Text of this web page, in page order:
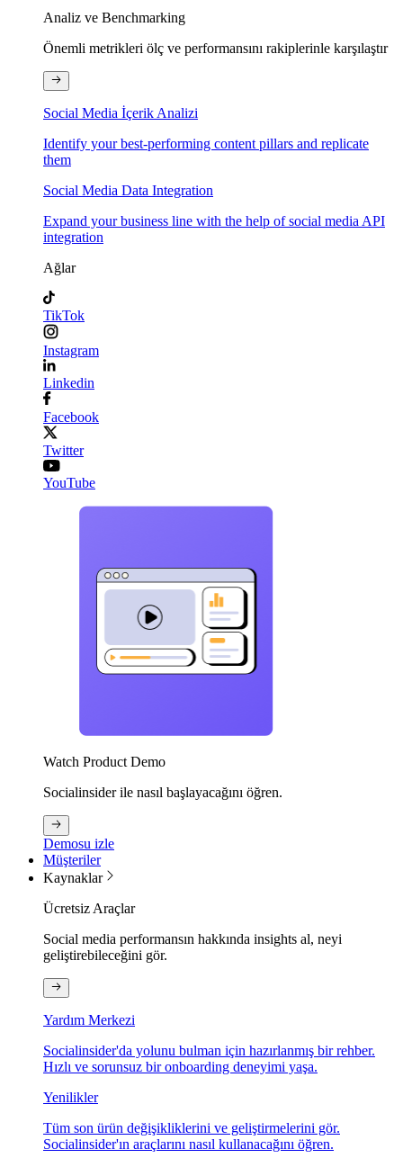
Analiz ve Benchmarking
Önemli metrikleri ölç ve performansını rakiplerinle karşılaştır
Social Media İçerik Analizi
Identify your best-performing content pillars and replicate
them
Social Media Data Integration
Expand your business line with the help of social media API
integration
Ağlar
TikTok
Instagram
Linkedin
Facebook
Twitter
YouTube
Watch Product Demo
Socialinsider ile nasıl başlayacağını öğren.
Demosu izle
Müşteriler
Kaynaklar
Ücretsiz Araçlar
Social media performansın hakkında insights al, neyi
geliştirebileceğini gör.
Yardım Merkezi
Socialinsider'da yolunu bulman için hazırlanmış bir rehber.
Hızlı ve sorunsuz bir onboarding deneyimi yaşa.
Yenilikler
Tüm son ürün değişikliklerini ve geliştirmelerini gör.
Socialinsider'ın araçlarını nasıl kullanacağını öğren.